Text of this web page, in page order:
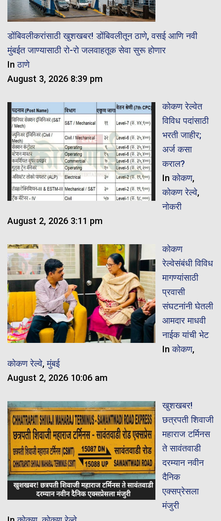
डोंबिवलीकरांसाठी खुशखबर! डोंबिवलीतून ठाणे, वसई आणि नवी
मुंबईत जाण्यासाठी रो-रो जलवाहतूक सेवा सुरू होणार
Inठाणे
August 3, 2026 8:39 pm
कोकण रेल्वेत
विविध पदांसाठी
भरती जाहीर;
अर्ज कसा
कराल?
Inकोकण,
कोकण रेल्वे,
नोकरी
August 2, 2026 3:11 pm
कोकण
रेल्वेसंबंधी विविध
मागण्यांसाठी
प्रवासी
संघटनांनी घेतली
आमदार माधवी
नाईक यांची भेट
Inकोकण,
कोकण रेल्वे,मुंबई
August 2, 2026 10:06 am
खुशखबर!
छत्रपती शिवाजी
महाराज टर्मिनस
ते सावंतवाडी
दरम्यान नवीन
दैनिक
एक्सप्रेसला
मंजुरी